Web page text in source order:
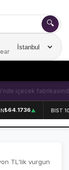
🔍
içecek fabrikasında
₺64.1736▲ BIST
TL'lik vurgun